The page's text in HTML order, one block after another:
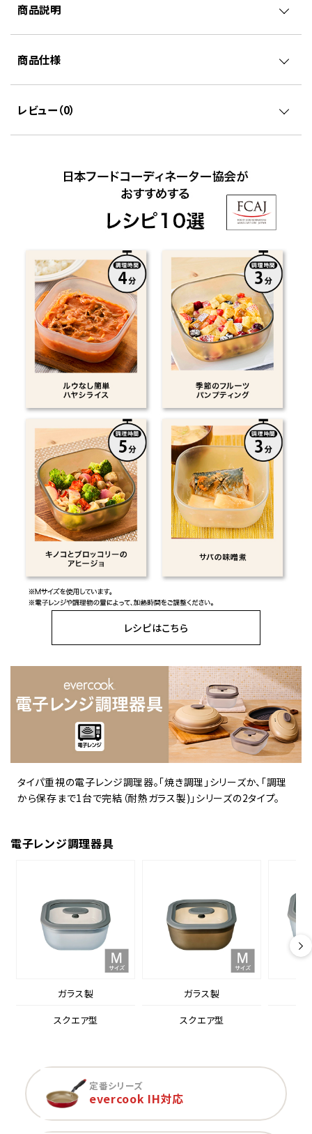
商品説明
商品仕様
レビュー（0）
レシピはこちら
タイパ重視の電子レンジ調理器。「焼き調理」シリーズか、「調理
から保存まで1台で完結（耐熱ガラス製)」シリーズの2タイプ。
電子レンジ調理器具
ガラス製
スクエア型
ガラス製
スクエア型
定番シリーズ
evercook IH対応